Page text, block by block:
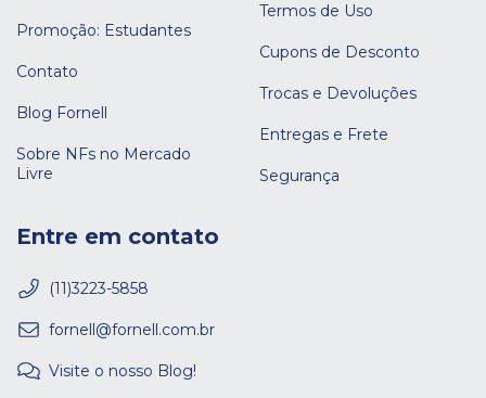
Promoção: Estudantes
Contato
Blog Fornell
Sobre NFs no Mercado
Livre
Termos de Uso
Cupons de Desconto
Trocas e Devoluções
Entregas e Frete
Segurança
Entre em contato
(11)3223-5858
fornell@fornell.com.br
Visite o nosso Blog!